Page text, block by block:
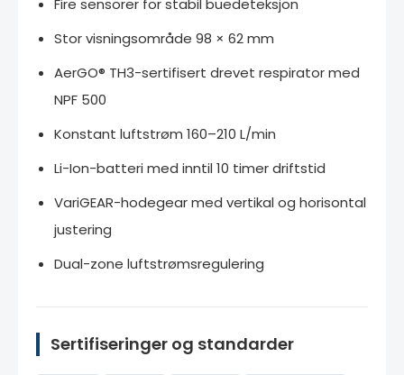
Fire sensorer for stabil buedeteksjon
Stor visningsområde 98 × 62 mm
AerGO® TH3-sertifisert drevet respirator med
NPF 500
Konstant luftstrøm 160–210 L/min
Li-Ion-batteri med inntil 10 timer driftstid
VariGEAR-hodegear med vertikal og horisontal
justering
Dual-zone luftstrømsregulering
Sertifiseringer og standarder